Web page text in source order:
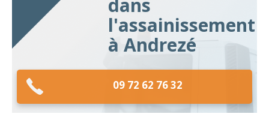
dans
l'assainissement
à Andrezé
09 72 62 76 32